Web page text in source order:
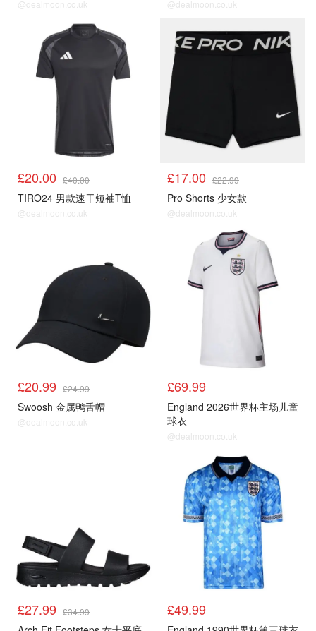
@dealmoon.co.uk @dealmoon.co.uk
£20.00 £40.00
TIRO24 男款速干短袖T恤
@dealmoon.co.uk
£17.00 £22.99
Pro Shorts 少女款
@dealmoon.co.uk
£20.99 £24.99
Swoosh 金属鸭舌帽
@dealmoon.co.uk
£69.99
England 2026世界杯主场儿童
球衣
@dealmoon.co.uk
£27.99 £34.99 £49.99